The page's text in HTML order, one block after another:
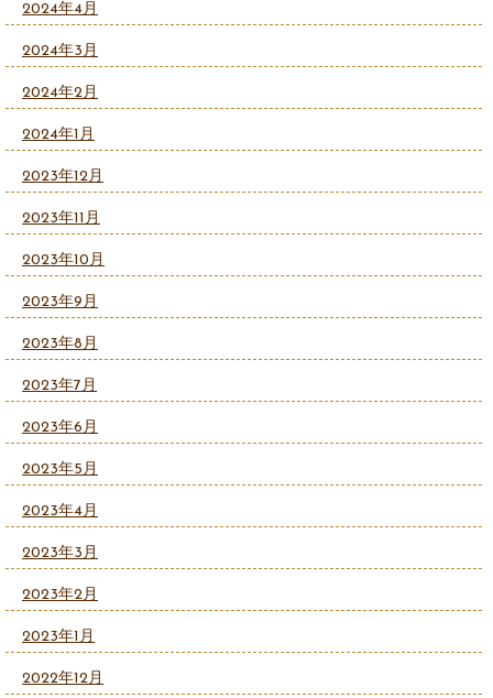
2024年4月
2024年3月
2024年2月
2024年1月
2023年12月
2023年11月
2023年10月
2023年9月
2023年8月
2023年7月
2023年6月
2023年5月
2023年4月
2023年3月
2023年2月
2023年1月
2022年12月